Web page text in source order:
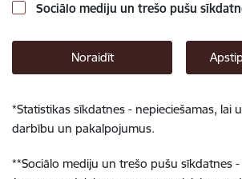
Sociālo mediju un trešo pušu
Noraidīt
*Statistikas sīkdatnes - nepieciešamas, lai
darbību un pakalpojumus.
**Sociālo mediju un trešo pušu sīkdatnes -